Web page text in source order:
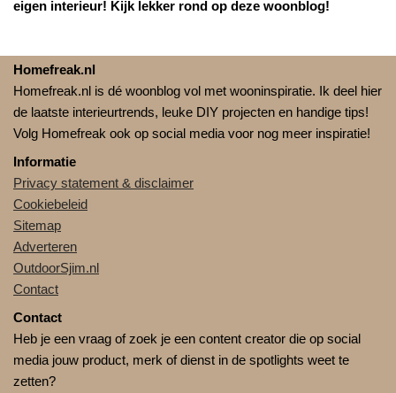
eigen interieur! Kijk lekker rond op deze woonblog!
Homefreak.nl
Homefreak.nl is dé woonblog vol met wooninspiratie. Ik deel hier
de laatste interieurtrends, leuke DIY projecten en handige tips!
Volg Homefreak ook op social media voor nog meer inspiratie!
Informatie
Privacy statement & disclaimer
Cookiebeleid
Sitemap
Adverteren
OutdoorSjim.nl
Contact
Contact
Heb je een vraag of zoek je een content creator die op social
media jouw product, merk of dienst in de spotlights weet te
zetten?